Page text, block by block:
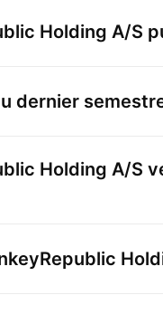
Holding A/S
dernier
Holding A/S